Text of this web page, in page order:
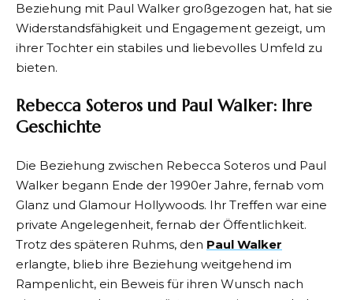
Beziehung mit Paul Walker großgezogen hat, hat sie
Widerstandsfähigkeit und Engagement gezeigt, um
ihrer Tochter ein stabiles und liebevolles Umfeld zu
bieten.
Rebecca Soteros und Paul Walker: Ihre
Geschichte
Die Beziehung zwischen Rebecca Soteros und Paul
Walker begann Ende der 1990er Jahre, fernab vom
Glanz und Glamour Hollywoods. Ihr Treffen war eine
private Angelegenheit, fernab der Öffentlichkeit.
Trotz des späteren Ruhms, den Paul Walker
erlangte, blieb ihre Beziehung weitgehend im
Rampenlicht, ein Beweis für ihren Wunsch nach